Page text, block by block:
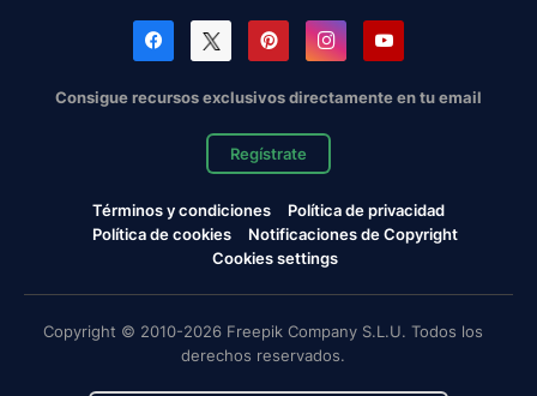
Consigue recursos exclusivos directamente en tu email
Regístrate
Términos y condiciones
Política de privacidad
Política de cookies
Notificaciones de Copyright
Cookies settings
Copyright © 2010-2026 Freepik Company S.L.U. Todos los
derechos reservados.